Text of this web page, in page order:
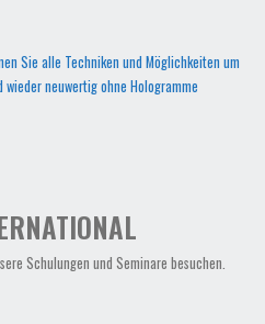
Sie alle Techniken und Möglichkeiten um
neuwertig ohne Hologramme
Schulungen und Seminare besuchen.